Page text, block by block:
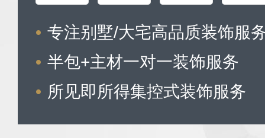
专注别墅/大宅高品质装饰服
半包+主材一对一装饰服务
所见即所得集控式装饰服务